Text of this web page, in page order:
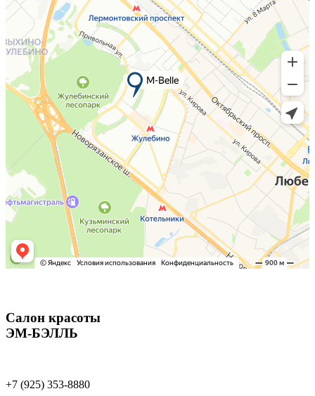
Салон красоты
ЭМ-БЭЛЛЬ
+7 (925) 353-8880